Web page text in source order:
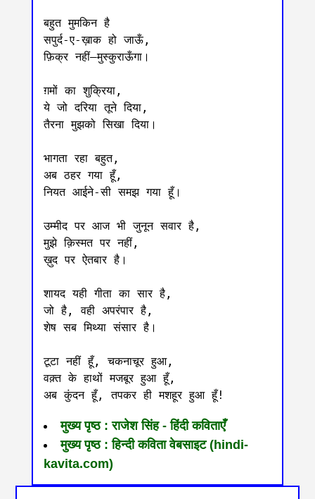
बहुत मुमकिन है
सपुर्द-ए-ख़ाक हो जाऊँ,
फ़िक्र नहीं—मुस्कुराऊँगा।
ग़मों का शुक्रिया,
ये जो दरिया तूने दिया,
तैरना मुझको सिखा दिया।
भागता रहा बहुत,
अब ठहर गया हूँ,
नियत आईने-सी समझ गया हूँ।
उम्मीद पर आज भी जुनून सवार है,
मुझे क़िस्मत पर नहीं,
ख़ुद पर ऐतबार है।
शायद यही गीता का सार है,
जो है, वही अपरंपार है,
शेष सब मिथ्या संसार है।
टूटा नहीं हूँ, चकनाचूर हुआ,
वक़्त के हाथों मजबूर हुआ हूँ,
मुख्य पृष्ठ : राजेश सिंह - हिंदी कविताएँ
मुख्य पृष्ठ : हिन्दी कविता वेबसाइट (hindi-
kavita.com)